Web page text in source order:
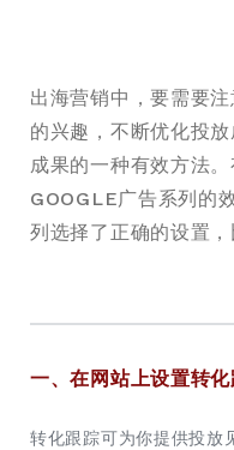
出海营销中，要需要
的兴趣，不断优化投
成果的一种有效方法
GOOGLE广告系列的
列选择了正确的设置，
一、在网站上设置转
转化跟踪可为你提供投放